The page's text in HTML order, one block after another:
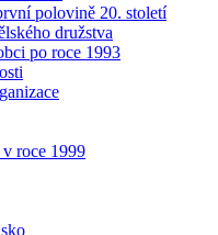
polovině 20. století
družstva
po roce 1993
roce 1999